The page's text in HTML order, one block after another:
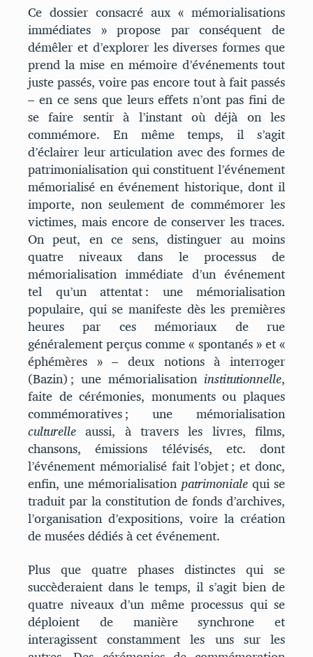
Ce dossier consacré aux « mémorialisations
immédiates » propose par conséquent de
démêler et d’explorer les diverses formes que
prend la mise en mémoire d’événements tout
juste passés, voire pas encore tout à fait passés
– en ce sens que leurs effets n’ont pas fini de
se faire sentir à l’instant où déjà on les
commémore. En même temps, il s’agit
d’éclairer leur articulation avec des formes de
patrimonialisation qui constituent l’événement
mémorialisé en événement historique, dont il
importe, non seulement de commémorer les
victimes, mais encore de conserver les traces.
On peut, en ce sens, distinguer au moins
quatre niveaux dans le processus de
mémorialisation immédiate d’un événement
tel qu’un attentat : une mémorialisation
populaire, qui se manifeste dès les premières
heures par ces mémoriaux de rue
généralement perçus comme « spontanés » et «
éphémères » – deux notions à interroger
(Bazin) ; une mémorialisation institutionnelle,
faite de cérémonies, monuments ou plaques
commémoratives ; une mémorialisation
culturelle aussi, à travers les livres, films,
chansons, émissions télévisés, etc. dont
l’événement mémorialisé fait l’objet ; et donc,
enfin, une mémorialisationpatrimonialequi se
traduit par la constitution de fonds d’archives,
l’organisation d’expositions, voire la création
de musées dédiés à cet événement.
Plus que quatre phases distinctes qui se
succèderaient dans le temps, il s’agit bien de
quatre niveaux d’un même processus qui se
déploient de manière synchrone et
interagissent constamment les uns sur les